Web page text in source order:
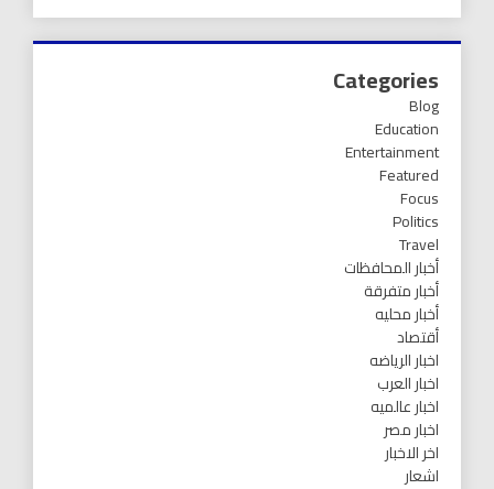
Categories
Blog
Education
Entertainment
Featured
Focus
Politics
Travel
أخبار المحافظات
أخبار متفرقة
أخبار محليه
أقتصاد
اخبار الرياضه
اخبار العرب
اخبار عالميه
اخبار مصر
اخر الاخبار
اشعار